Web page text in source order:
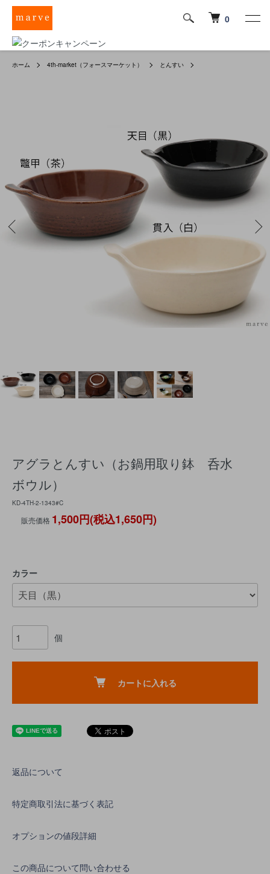
0
ホーム 4th-market（フォースマーケット） とんすい
アグラとんすい（お鍋用取り鉢 呑水
ボウル）
KD-4TH-2-1343#C
販売価格 1,500円(税込1,650円)
カラー
個
カートに入れる
返品について
特定商取引法に基づく表記
オプションの値段詳細
この商品について問い合わせる